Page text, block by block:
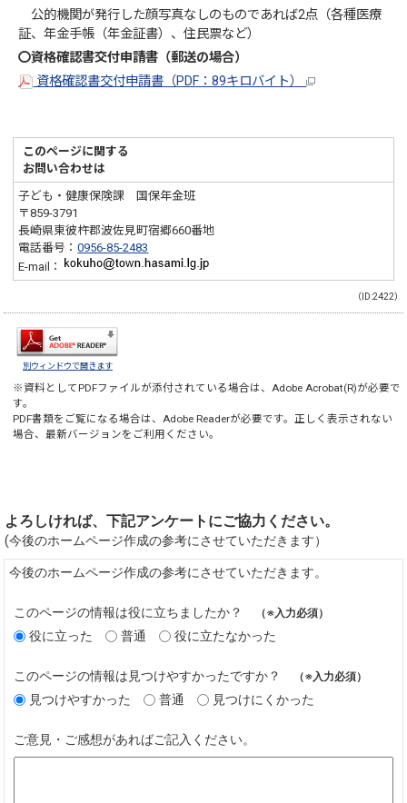
公的機関が発行した顔写真なしのものであれば2点（各種医療
証、年金手帳（年金証書）、住民票など）
〇資格確認書交付申請書（郵送の場合）
資格確認書交付申請書（PDF：89キロバイト）
このページに関する
お問い合わせは
子ども・健康保険課 国保年金班
〒859-3791
長崎県東彼杵郡波佐見町宿郷660番地
電話番号：0956-85-2483
E-mail：
（ID:2422）
別ウィンドウで開きます
※資料としてPDFファイルが添付されている場合は、 Adobe Acrobat(R)が必要で
す。
PDF書類をご覧になる場合は、 Adobe Readerが必要です。正しく表示されない
場合、最新バージョンをご利用ください。